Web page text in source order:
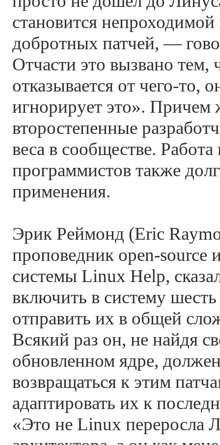
становится
добротных патчей, —
Отчасти это вызвано тем,
отказывается от чего-то,
игнорирует это». Причем
второстепенные
веса в сообществе.
программистов также
применения.
Эрик Реймонд (Eric
проповедник open-source
системы Linux Help,
включить в систему
отправить их в общей
Всякий раз он, не найдя
обновленном ядре,
возвращаться к этим
адаптировать их к
«Это не Linux переросла